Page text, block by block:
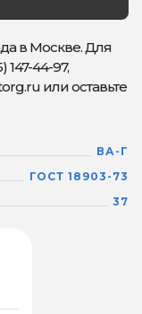
в Москве. Для
147-44-97,
или оставьте
ВА-Г
ГОСТ 18903-73
37